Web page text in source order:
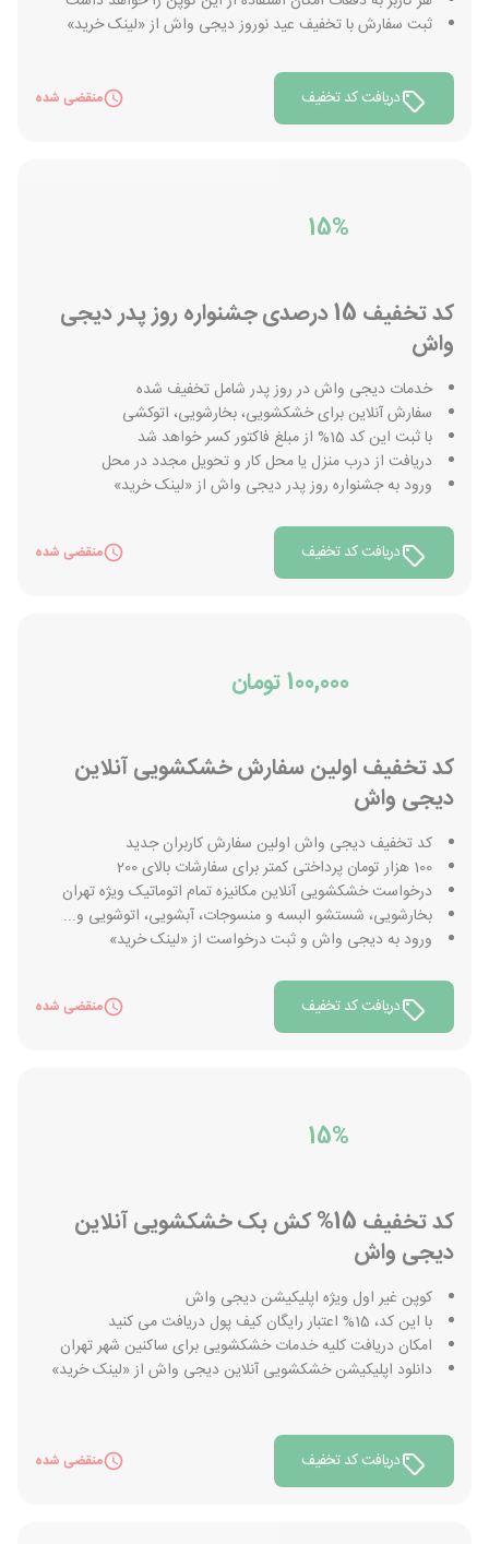
ثبت سفارش با تخفیف عید نوروز دیجی واش از «لینک خرید»
دریافت کد تخفیف منقضی شده
15%
کد تخفیف 15 درصدی جشنواره روز پدر دیجی
واش
خدمات دیجی واش در روز پدر شامل تخفیف شده
سفارش آنلاین برای خشکشویی، بخارشویی، اتوکشی
با ثبت این کد 15% از مبلغ فاکتور کسر خواهد شد
دریافت از درب منزل یا محل کار و تحویل مجدد در محل
ورود به جشنواره روز پدر دیجی واش از «لینک خرید»
دریافت کد تخفیف منقضی شده
100,000 تومان
کد تخفیف اولین سفارش خشکشویی آنلاین
دیجی واش
کد تخفیف دیجی واش اولین سفارش کاربران جدید
100 هزار تومان پرداختی کمتر برای سفارشات بالای 200
درخواست خشکشویی آنلاین مکانیزه تمام اتوماتیک ویژه تهران
بخارشویی، شستشو البسه و منسوجات، آبشویی، اتوشویی و...
ورود به دیجی واش و ثبت درخواست از «لینک خرید»
دریافت کد تخفیف منقضی شده
15%
کد تخفیف 15% کش بک خشکشویی آنلاین
دیجی واش
کوپن غیر اول ویژه اپلیکیشن دیجی واش
با این کد، 15% اعتبار رایگان کیف پول دریافت می کنید
امکان دریافت کلیه خدمات خشکشویی برای ساکنین شهر تهران
دانلود اپلیکیشن خشکشویی آنلاین دیجی واش از «لینک خرید»
دریافت کد تخفیف منقضی شده